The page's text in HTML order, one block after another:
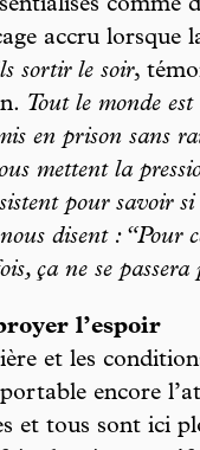
accru lorsque
sortir le soir,
Tout le monde
en prison sans
mettent la
pour savoir
disent : “Pour
ça ne se
l’espoir
et les
encore
et tous sont ici